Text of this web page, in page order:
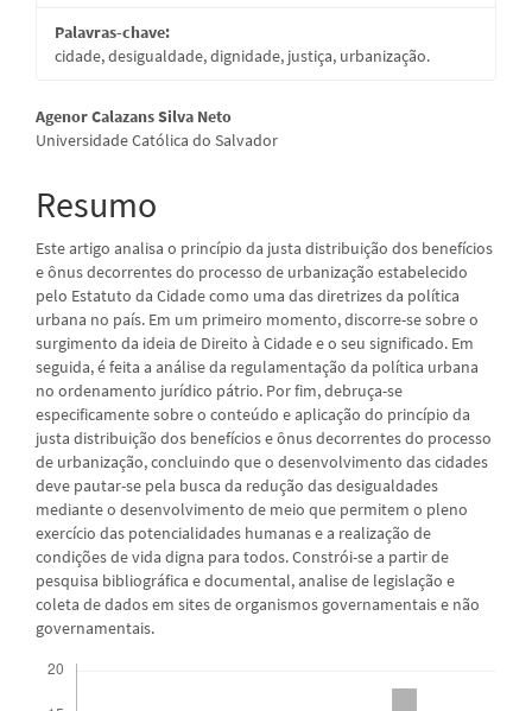
Palavras-chave:
cidade, desigualdade, dignidade, justiça, urbanização.
Conteúdo
do
artigo
principal
Agenor Calazans Silva Neto
Universidade Católica do Salvador
Resumo
Este artigo analisa o princípio da justa distribuição dos benefícios
e ônus decorrentes do processo de urbanização estabelecido
pelo Estatuto da Cidade como uma das diretrizes da política
urbana no país. Em um primeiro momento, discorre-se sobre o
surgimento da ideia de Direito à Cidade e o seu significado. Em
seguida, é feita a análise da regulamentação da política urbana
no ordenamento jurídico pátrio. Por fim, debruça-se
especificamente sobre o conteúdo e aplicação do princípio da
justa distribuição dos benefícios e ônus decorrentes do processo
de urbanização, concluindo que o desenvolvimento das cidades
deve pautar-se pela busca da redução das desigualdades
mediante o desenvolvimento de meio que permitem o pleno
exercício das potencialidades humanas e a realização de
condições de vida digna para todos. Constrói-se a partir de
pesquisa bibliográfica e documental, analise de legislação e
coleta de dados em sites de organismos governamentais e não
governamentais.